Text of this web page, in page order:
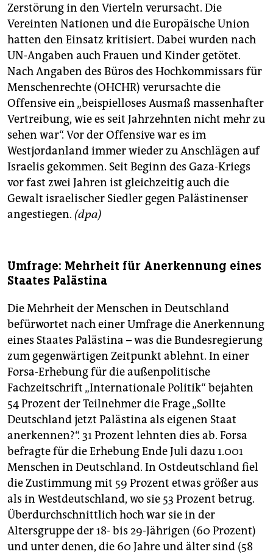
Zerstörung in den Vierteln verursacht. Die
Vereinten Nationen und die Europäische Union
hatten den Einsatz kritisiert. Dabei wurden nach
UN-Angaben auch Frauen und Kinder getötet.
Nach Angaben des Büros des Hochkommissars für
Menschenrechte (OHCHR) verursachte die
Offensive ein „beispielloses Ausmaß massenhafter
Vertreibung, wie es seit Jahrzehnten nicht mehr zu
sehen war“. Vor der Offensive war es im
Westjordanland immer wieder zu Anschlägen auf
Israelis gekommen. Seit Beginn des Gaza-Kriegs
vor fast zwei Jahren ist gleichzeitig auch die
Gewalt israelischer Siedler gegen Palästinenser
angestiegen. (dpa)
Umfrage: Mehrheit für Anerkennung eines
Staates Palästina
Die Mehrheit der Menschen in Deutschland
befürwortet nach einer Umfrage die Anerkennung
eines Staates Palästina – was die Bundesregierung
zum gegenwärtigen Zeitpunkt ablehnt. In einer
Forsa-Erhebung für die außenpolitische
Fachzeitschrift „Internationale Politik“ bejahten
54 Prozent der Teilnehmer die Frage „Sollte
Deutschland jetzt Palästina als eigenen Staat
anerkennen?“. 31 Prozent lehnten dies ab. Forsa
befragte für die Erhebung Ende Juli dazu 1.001
Menschen in Deutschland. In Ostdeutschland fiel
die Zustimmung mit 59 Prozent etwas größer aus
als in Westdeutschland, wo sie 53 Prozent betrug.
Überdurchschnittlich hoch war sie in der
Altersgruppe der 18- bis 29-Jährigen (60 Prozent)
und unter denen, die 60 Jahre und älter sind (58